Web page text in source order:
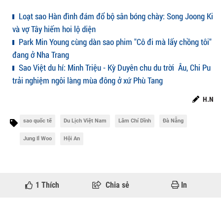
Loạt sao Hàn đình đám đổ bộ sân bóng chày: Song Joong Ki
và vợ Tây hiếm hoi lộ diện
Park Min Young cùng dàn sao phim "Cô đi mà lấy chồng tôi"
đang ở Nha Trang
Sao Việt du hí: Minh Triệu - Kỳ Duyên chu du trời Âu, Chi Pu
trải nghiệm ngôi làng mùa đông ở xứ Phù Tang
H.N
sao quốc tế Du Lịch Việt Nam Lâm Chí Dĩnh Đà Nẵng
Jung Il Woo Hội An
1 Thích Chia sẻ In